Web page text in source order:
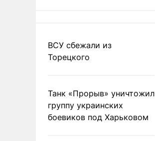
ВСУ сбежали из
Торецкого
Танк «Прорыв» уничтожил
группу украинских
боевиков под Харьковом